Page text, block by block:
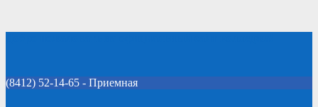
(8412) 52-14-65 - Приемная